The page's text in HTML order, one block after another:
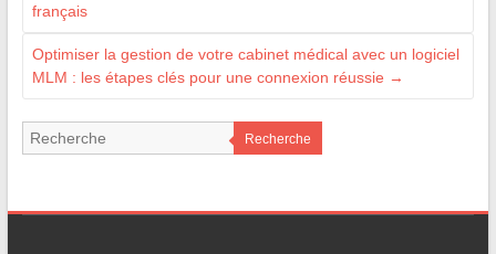
français
Optimiser la gestion de votre cabinet médical avec un logiciel
MLM : les étapes clés pour une connexion réussie →
Recherche